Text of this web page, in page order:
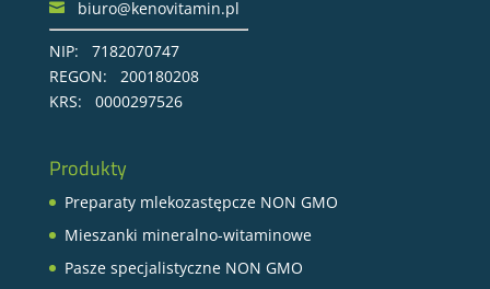
 biuro@kenovitamin.pl
NIP: 7182070747
REGON: 200180208
KRS: 0000297526
Produkty
Preparaty mlekozastępcze NON GMO
Mieszanki mineralno-witaminowe
Pasze specjalistyczne NON GMO